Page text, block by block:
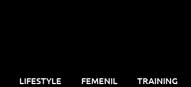
LIFESTYLE FEMENIL TRAINING